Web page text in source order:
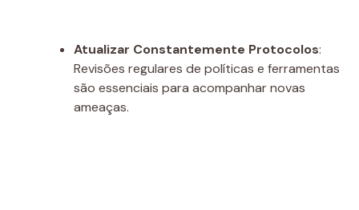
Atualizar Constantemente Protocolos:
Revisões regulares de políticas e ferramentas
são essenciais para acompanhar novas
ameaças.